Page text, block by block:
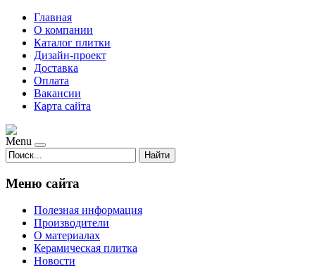
Главная
О компании
Каталог плитки
Дизайн-проект
Доставка
Оплата
Вакансии
Карта сайта
Menu
Найти
Меню сайта
Полезная информация
Производители
О материалах
Керамическая плитка
Новости